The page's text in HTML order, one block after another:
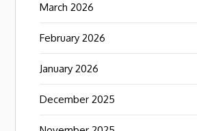
March 2026
February 2026
January 2026
December 2025